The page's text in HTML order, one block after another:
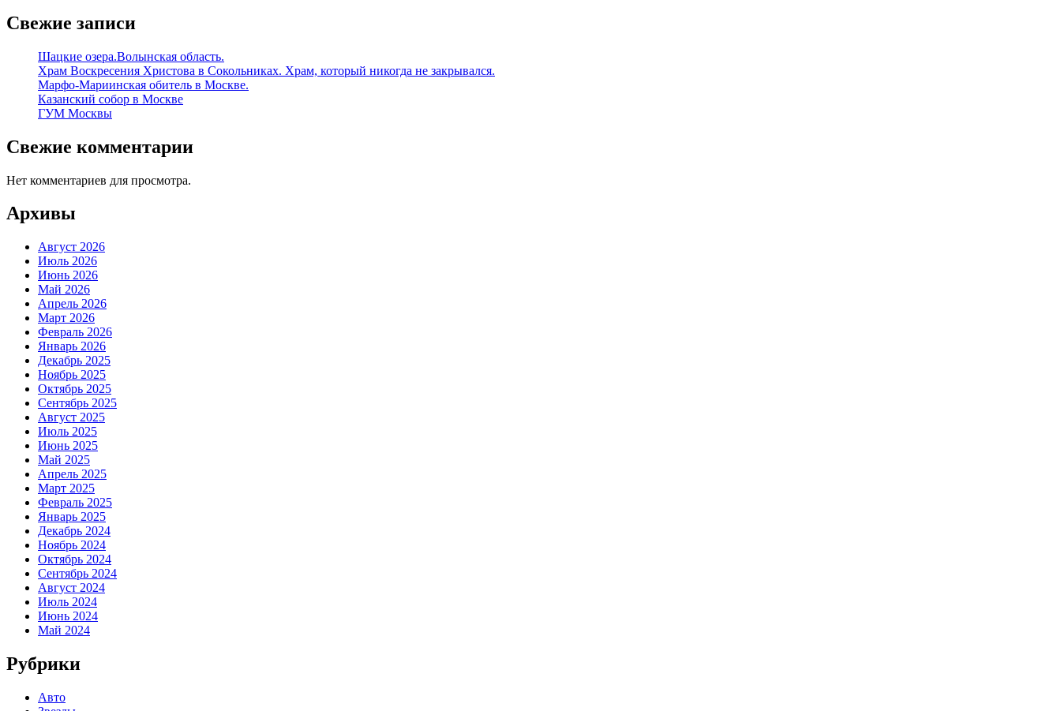
Свежие записи
Шацкие озера.Волынская область.
Храм Воскресения Христова в Сокольниках. Храм, который никогда не закрывался.
Марфо-Мариинская обитель в Москве.
Казанский собор в Москве
ГУМ Москвы
Свежие комментарии
Нет комментариев для просмотра.
Архивы
Август 2026
Июль 2026
Июнь 2026
Май 2026
Апрель 2026
Март 2026
Февраль 2026
Январь 2026
Декабрь 2025
Ноябрь 2025
Октябрь 2025
Сентябрь 2025
Август 2025
Июль 2025
Июнь 2025
Май 2025
Апрель 2025
Март 2025
Февраль 2025
Январь 2025
Декабрь 2024
Ноябрь 2024
Октябрь 2024
Сентябрь 2024
Август 2024
Июль 2024
Июнь 2024
Май 2024
Рубрики
Авто